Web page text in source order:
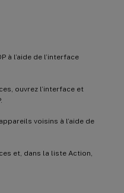
à l’aide de l’interface
ouvrez l’interface et
voisins à l’aide de
et, dans la liste Action,